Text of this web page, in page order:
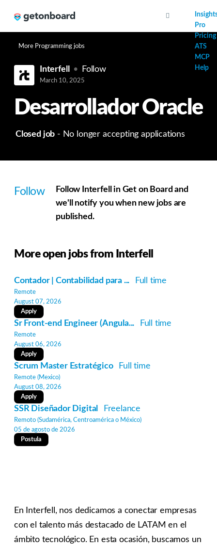
Pro
Pricing
ATS
MCP
Help
More Programming jobs
Interfell Follow
March 10, 2025
Desarrollador Oracle
Closed job - No longer accepting applications
Follow
Follow Interfell in Get on Board and
we'll notify you when new jobs are
published.
More open jobs from Interfell
Contador | Contabilidad para ... Full time
Remote
August 07, 2026
Apply
Sr Front-end Engineer (Angula... Full time
Remote
August 06, 2026
Apply
Scrum Master Estratégico Full time
Remote (Mexico)
August 08, 2026
Apply
SSR Diseñador Digital Freelance
Remoto (Sudamérica, Centroamérica o México)
05 de agosto de 2026
Postula
En Interfell, nos dedicamos a conectar empresas
con el talento más destacado de LATAM en el
ámbito tecnológico. En esta ocasión, buscamos un